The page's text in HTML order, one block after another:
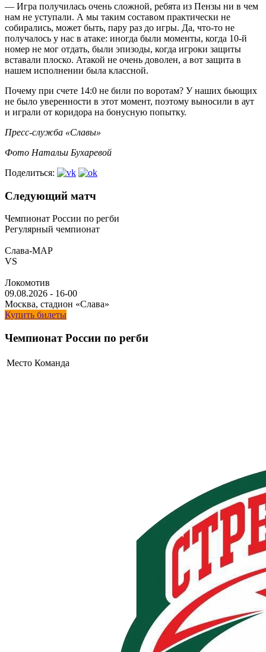
— Игра получилась очень сложной, ребята из Пензы ни в чем
нам не уступали. А мы таким составом практически не
собирались, может быть, пару раз до игры. Да, что-то не
получалось у нас в атаке: иногда были моменты, когда 10-й
номер не мог отдать, были эпизоды, когда игроки защиты
вставали плоско. Атакой не очень доволен, а вот защита в
нашем исполнении была классной.
Почему при счете 14:0 не били по воротам? У наших бьющих
не было уверенности в этот момент, поэтому выносили в аут
и играли от коридора на бонусную попытку.
Пресс-служба «Славы»
Фото Натальи Бухаревой
Поделиться:
Следующий матч
Чемпионат России по регби
Регулярный чемпионат
Слава-МАР
VS
Локомотив
09.08.2026 - 16-00
Москва, стадион «Слава»
Купить билеты
Чемпионат России по регби
Место Команда